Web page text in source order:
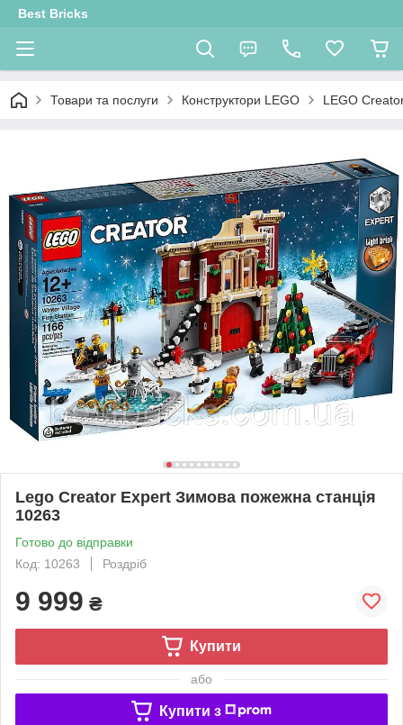
Best Bricks
Товари та послуги Конструктори LEGO LEGO
Lego Creator Expert Зимова пожежна станція
10263
Готово до відправки
Код: 10263
Роздріб
9 999 ₴
Купити
або
Купити з